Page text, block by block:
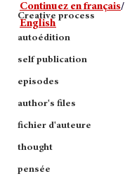
Creative process
autoédition
self publication
episodes
author's files
fichier d'auteure
thought
pensée
Continuez en français/
English